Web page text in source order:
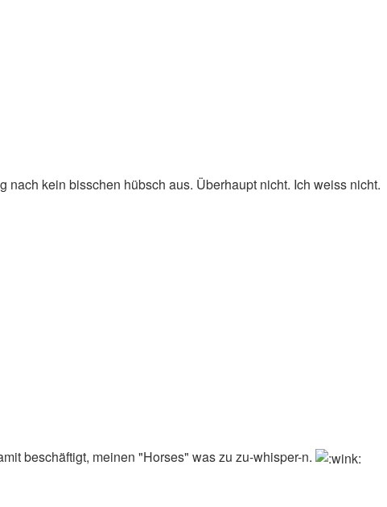
kein bisschen hübsch aus. Überhaupt nicht. Ich weiss nicht.
beschäftigt, meinen "Horses" was zu zu-whisper-n.